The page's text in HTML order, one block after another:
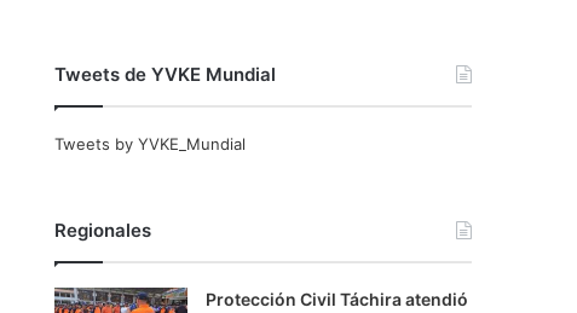
Tweets de YVKE Mundial
Tweets by YVKE_Mundial
Regionales
Protección Civil Táchira atendió